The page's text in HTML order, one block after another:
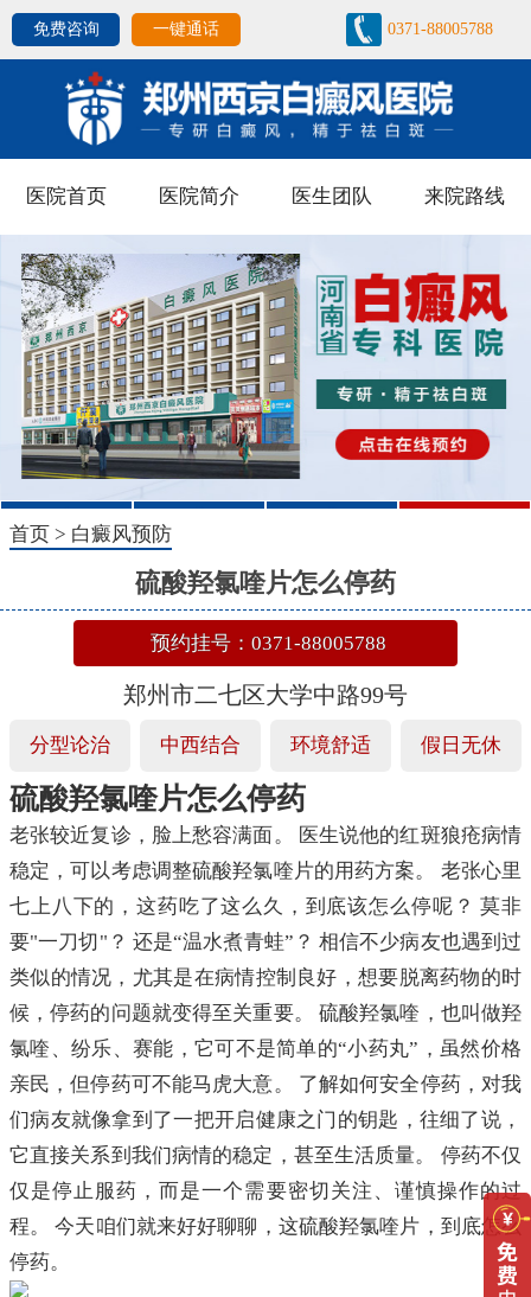
免费咨询 一键通话 0371-88005788
医院首页 医院简介 医生团队 来院路线
1 2 3 4
首页 > 白癜风预防
硫酸羟氯喹片怎么停药
预约挂号：0371-88005788
郑州市二七区大学中路99号
分型论治 中西结合 环境舒适 假日无休
硫酸羟氯喹片怎么停药
老张较近复诊，脸上愁容满面。 医生说他的红斑狼疮病情
稳定，可以考虑调整硫酸羟氯喹片的用药方案。 老张心里
七上八下的，这药吃了这么久，到底该怎么停呢？ 莫非
要"一刀切"？ 还是“温水煮青蛙”？ 相信不少病友也遇到过
类似的情况，尤其是在病情控制良好，想要脱离药物的时
候，停药的问题就变得至关重要。 硫酸羟氯喹，也叫做羟
氯喹、纷乐、赛能，它可不是简单的“小药丸”，虽然价格
亲民，但停药可不能马虎大意。 了解如何安全停药，对我
们病友就像拿到了一把开启健康之门的钥匙，往细了说，
它直接关系到我们病情的稳定，甚至生活质量。 停药不仅
仅是停止服药，而是一个需要密切关注、谨慎操作的过
程。 今天咱们就来好好聊聊，这硫酸羟氯喹片，到底怎么
停药。